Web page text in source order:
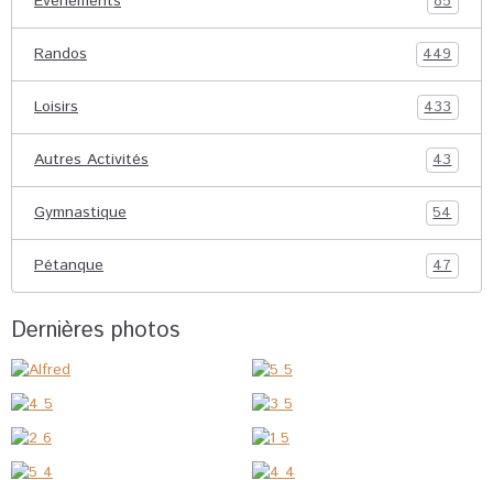
Randos 449
Loisirs 433
Autres Activités 43
Gymnastique 54
Pétanque 47
Dernières photos